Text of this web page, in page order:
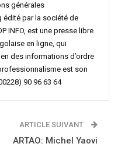
générales
par la société de
INFO, est une presse libre
en ligne, qui
des informations d’ordre
est son
90 96 63 64
ARTICLE SUIVANT
ARTAO: Michel Yaovi